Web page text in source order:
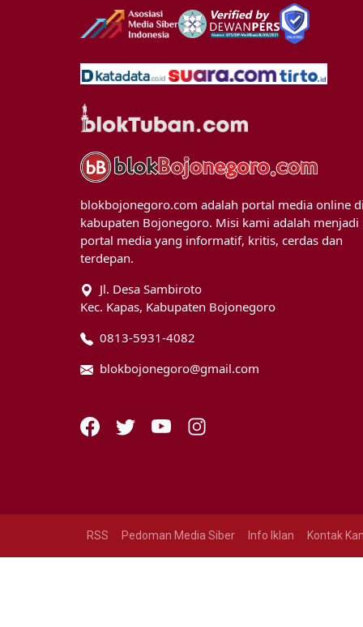
blokbojonegoro.com adalah portal media online di
kabupaten Bojonegoro. Misi kami adalah menjadi
portal media yang informatif, kritis, cerdas dan
terdepan.
Jl. Desa Sambiroto
Kec. Kapas, Kabupaten Bojonegoro
0813-5931-4082
blokbojonegoro@gmail.com
RSS Pedoman Media Siber Info Iklan Kontak